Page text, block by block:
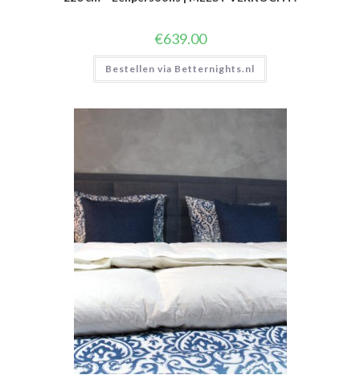
€639.00
Bestellen via Betternights.nl